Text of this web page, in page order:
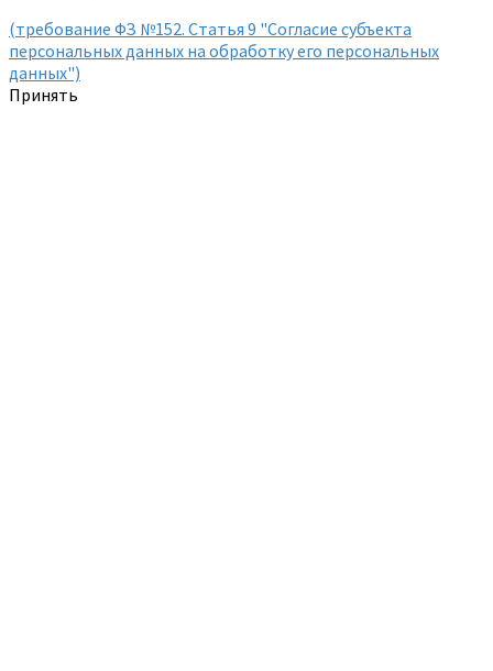
(требование ФЗ №152. Статья 9 "Согласие субъекта
персональных данных на обработку его персональных
данных")
Принять